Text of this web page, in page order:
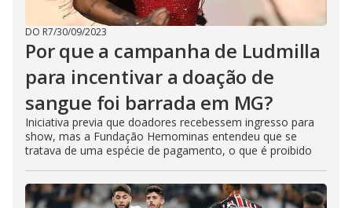
DO R7/30/09/2023
Por que a campanha de Ludmilla
para incentivar a doação de
sangue foi barrada em MG?
Iniciativa previa que doadores recebessem ingresso para
show, mas a Fundação Hemominas entendeu que se
tratava de uma espécie de pagamento, o que é proibido